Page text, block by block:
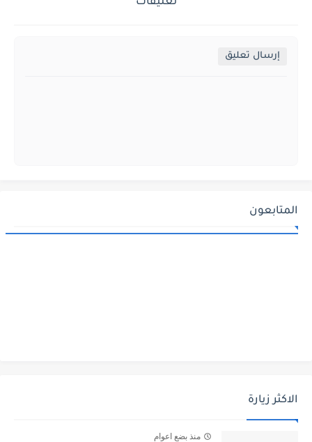
تعليقات
إرسال تعليق
المتابعون
الاكثر زيارة
منذ بضع اعوام